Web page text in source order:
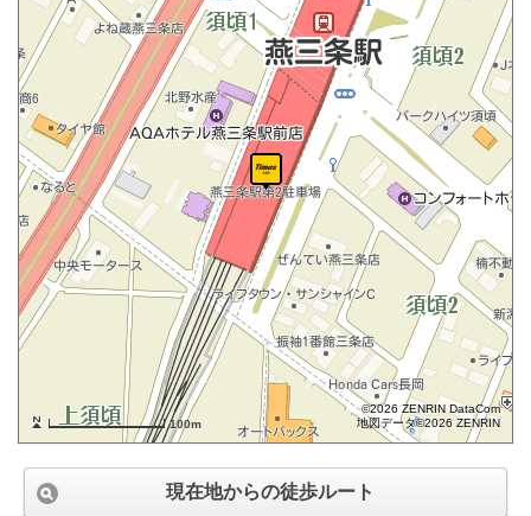
100m
©2026 ZENRIN DataCom
地図データ©2026 ZENRIN
現在地からの徒歩ルート